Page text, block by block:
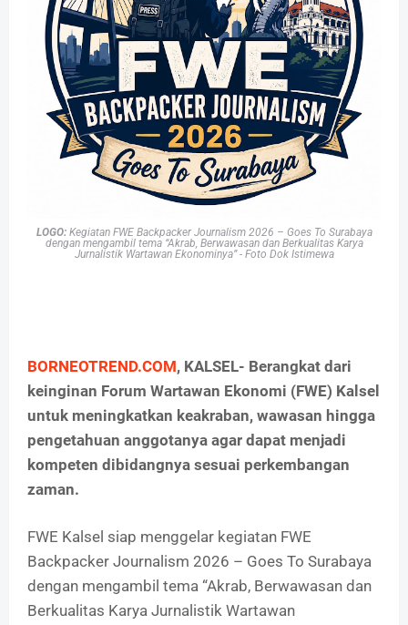
LOGO: Kegiatan FWE Backpacker Journalism 2026 – Goes To Surabaya
dengan mengambil tema “Akrab, Berwawasan dan Berkualitas Karya
Jurnalistik Wartawan Ekonominya” - Foto Dok Istimewa
BORNEOTREND.COM, KALSEL- Berangkat dari
keinginan Forum Wartawan Ekonomi (FWE) Kalsel
untuk meningkatkan keakraban, wawasan hingga
pengetahuan anggotanya agar dapat menjadi
kompeten dibidangnya sesuai perkembangan
zaman.
FWE Kalsel siap menggelar kegiatan FWE
Backpacker Journalism 2026 – Goes To Surabaya
dengan mengambil tema “Akrab, Berwawasan dan
Berkualitas Karya Jurnalistik Wartawan